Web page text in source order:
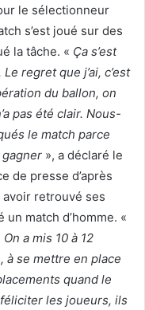
le sélectionneur
s’est joué sur des
la tâche. « Ça s’est
regret que j’ai, c’est
du ballon, on
pas été clair. Nous-
le match parce
gagner », a déclaré le
de presse d’après
retrouvé ses
match d’homme. «
a mis 10 à 12
à se mettre en place
quand le
les joueurs, ils